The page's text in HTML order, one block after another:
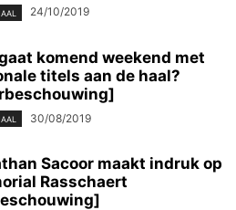
24/10/2019
komend weekend met
titels aan de haal?
30/08/2019
Sacoor maakt indruk op
Rasschaert